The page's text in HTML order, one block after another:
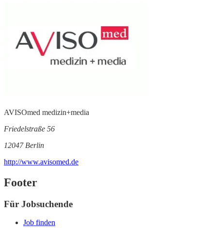
AVISOmed medizin+media
Friedelstraße 56
12047 Berlin
http://www.avisomed.de
Footer
Für Jobsuchende
Job finden